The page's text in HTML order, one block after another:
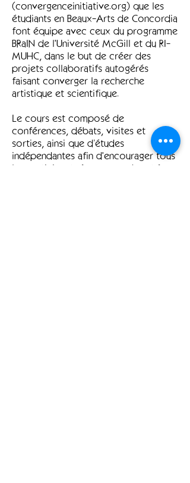
(convergenceinitiative.org) que les
étudiants en Beaux-Arts de Concordia
font équipe avec ceux du programme
BRaIN de l'Université McGill et du RI-
MUHC, dans le but de créer des
projets collaboratifs autogérés
faisant converger la recherche
artistique et scientifique.
Le cours est composé de
conférences, débats, visites et
sorties, ainsi que d’études
indépendantes afin d'encourager tous
les participants à comprendre et à